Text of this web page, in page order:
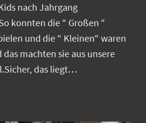
nach Jahrgang
konnten die “ Großen “
und die “ Kleinen“ waren
machten sie aus unsere
das liegt…